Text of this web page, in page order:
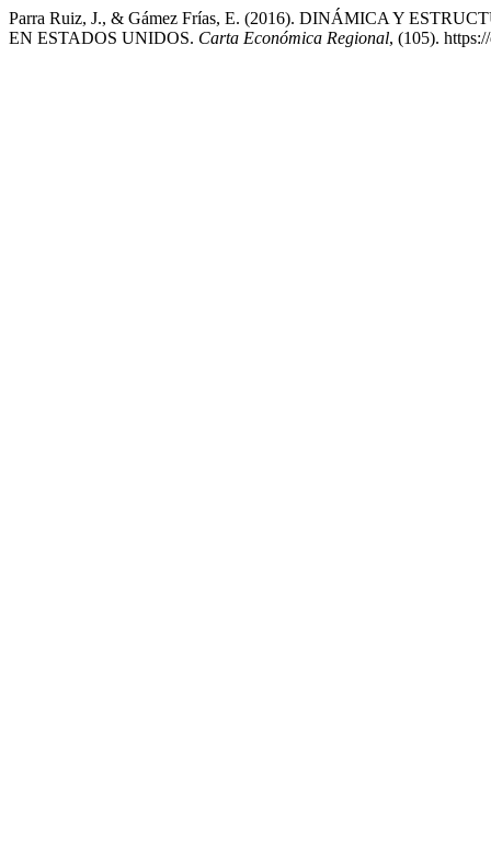
Parra Ruiz, J., & Gámez Frías, E. (2016). DINÁMICA Y
EN ESTADOS UNIDOS. Carta Económica Regional, (105).